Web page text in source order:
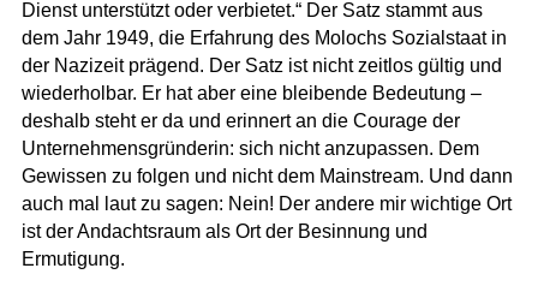
Dienst unterstützt oder verbietet.“ Der Satz stammt aus
dem Jahr 1949, die Erfahrung des Molochs Sozialstaat in
der Nazizeit prägend. Der Satz ist nicht zeitlos gültig und
wiederholbar. Er hat aber eine bleibende Bedeutung –
deshalb steht er da und erinnert an die Courage der
Unternehmensgründerin: sich nicht anzupassen. Dem
Gewissen zu folgen und nicht dem Mainstream. Und dann
auch mal laut zu sagen: Nein! Der andere mir wichtige Ort
ist der Andachtsraum als Ort der Besinnung und
Ermutigung.